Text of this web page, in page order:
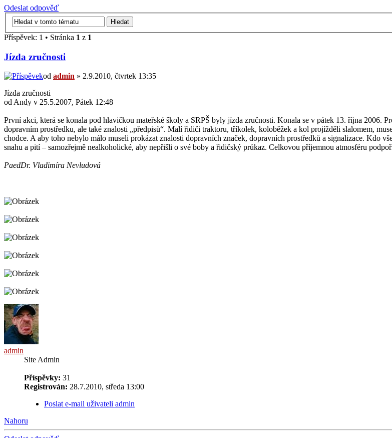
Odeslat odpověď
Příspěvek: 1 • Stránka 1 z 1
Jízda zručnosti
od admin » 2.9.2010, čtvrtek 13:35
Jízda zručnosti
od Andy v 25.5.2007, Pátek 12:48
První akci, která se konala pod hlavičkou mateřské školy a SRPŠ byly jízda zručnosti. Konala se v pátek 13. října 2006.
dopravním prostředku, ale také znalosti „předpisů“. Malí řidiči traktoru, tříkolek, koloběžek a kol projížděli slalomem,
chodce. A aby toho nebylo málo museli prokázat znalosti dopravních značek, dopravních prostředků a signalizace. Kdo
snahu a pití – samozřejmě nealkoholické, aby nepřišli o své boby a řidičský průkaz. Celkovou příjemnou atmosféru
PaedDr. Vladimíra Nevludová
admin
Site Admin
Příspěvky: 31
Registrován: 28.7.2010, středa 13:00
Poslat e-mail uživateli admin
Nahoru